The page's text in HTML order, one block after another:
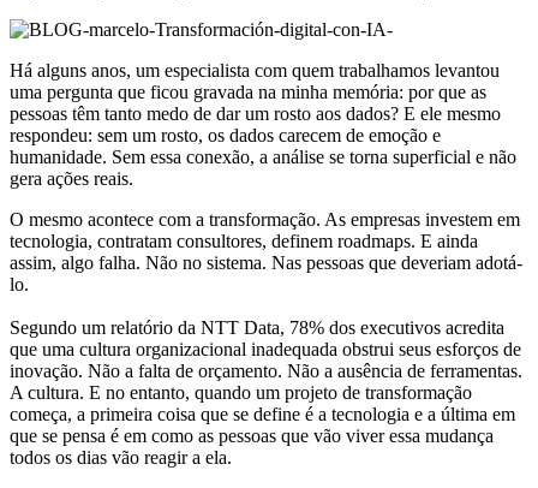
Há alguns anos, um especialista com quem trabalhamos levantou
uma pergunta que ficou gravada na minha memória: por que as
pessoas têm tanto medo de dar um rosto aos dados? E ele mesmo
respondeu: sem um rosto, os dados carecem de emoção e
humanidade. Sem essa conexão, a análise se torna superficial e não
gera ações reais.
O mesmo acontece com a transformação. As empresas investem em
tecnologia, contratam consultores, definem roadmaps. E ainda
assim, algo falha. Não no sistema. Nas pessoas que deveriam adotá-
lo.
Segundo um relatório da NTT Data, 78% dos executivos acredita
que uma cultura organizacional inadequada obstrui seus esforços de
inovação. Não a falta de orçamento. Não a ausência de ferramentas.
A cultura. E no entanto, quando um projeto de transformação
começa, a primeira coisa que se define é a tecnologia e a última em
que se pensa é em como as pessoas que vão viver essa mudança
todos os dias vão reagir a ela.